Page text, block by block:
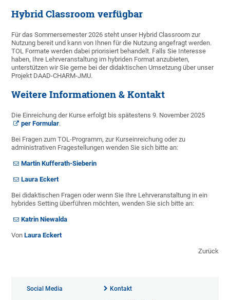
Hybrid Classroom verfügbar
Für das Sommersemester 2026 steht unser Hybrid Classroom zur
Nutzung bereit und kann von Ihnen für die Nutzung angefragt werden.
TOL Formate werden dabei priorisiert behandelt. Falls Sie Interesse
haben, Ihre Lehrveranstaltung im hybriden Format anzubieten,
unterstützen wir Sie gerne bei der didaktischen Umsetzung über unser
Projekt DAAD-CHARM-JMU.
Weitere Informationen & Kontakt
Die Einreichung der Kurse erfolgt bis spätestens 9. November 2025
per Formular.
Bei Fragen zum TOL-Programm, zur Kurseinreichung oder zu
administrativen Fragestellungen wenden Sie sich bitte an:
Martin Kufferath-Sieberin
Laura Eckert
Bei didaktischen Fragen oder wenn Sie Ihre Lehrveranstaltung in ein
hybrides Setting überführen möchten, wenden Sie sich bitte an:
Katrin Niewalda
VonLaura Eckert
Zurück
Social Media Kontakt